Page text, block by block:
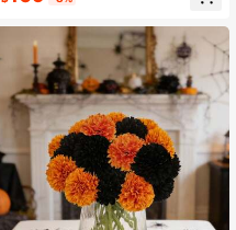
นอก งานแต่งงาน ตกแต่งบ้าน ดอกไม้เ
ทียมสีชมพู ตกแต่งสวนภายนอก ของขวั
ญสำหรับผู้หญิง